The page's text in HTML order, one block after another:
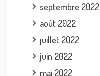
septembre 2022
août 2022
juillet 2022
juin 2022
mai 2022